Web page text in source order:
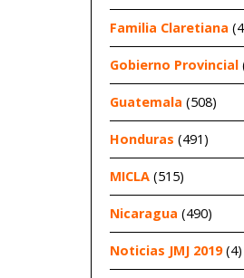
Familia Claretiana
Gobierno Provincial
Guatemala (508)
Honduras (491)
MICLA (515)
Nicaragua (490)
Noticias JMJ 2019(4)